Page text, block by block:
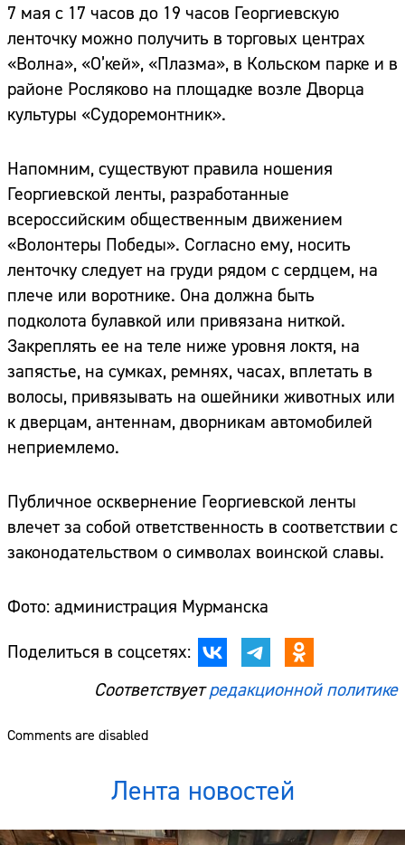
7 мая с 17 часов до 19 часов Георгиевскую
ленточку можно получить в торговых центрах
«Волна», «О’кей», «Плазма», в Кольском парке и в
районе Росляково на площадке возле Дворца
культуры «Судоремонтник».
Напомним, существуют правила ношения
Георгиевской ленты, разработанные
всероссийским общественным движением
«Волонтеры Победы». Согласно ему, носить
ленточку следует на груди рядом с сердцем, на
плече или воротнике. Она должна быть
подколота булавкой или привязана ниткой.
Закреплять ее на теле ниже уровня локтя, на
запястье, на сумках, ремнях, часах, вплетать в
волосы, привязывать на ошейники животных или
к дверцам, антеннам, дворникам автомобилей
неприемлемо.
Публичное осквернение Георгиевской ленты
влечет за собой ответственность в соответствии с
законодательством о символах воинской славы.
Фото: администрация Мурманска
Поделиться в соцсетях:
Соответствуетредакционной политике
Comments are disabled
Лента новостей